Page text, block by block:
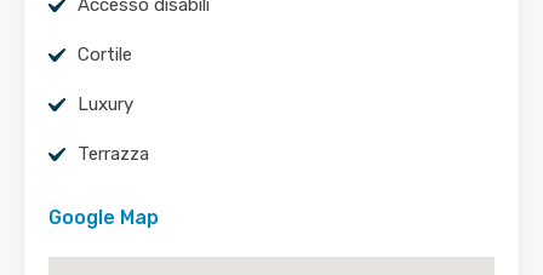
Accesso disabili
Cortile
Luxury
Terrazza
Google Map